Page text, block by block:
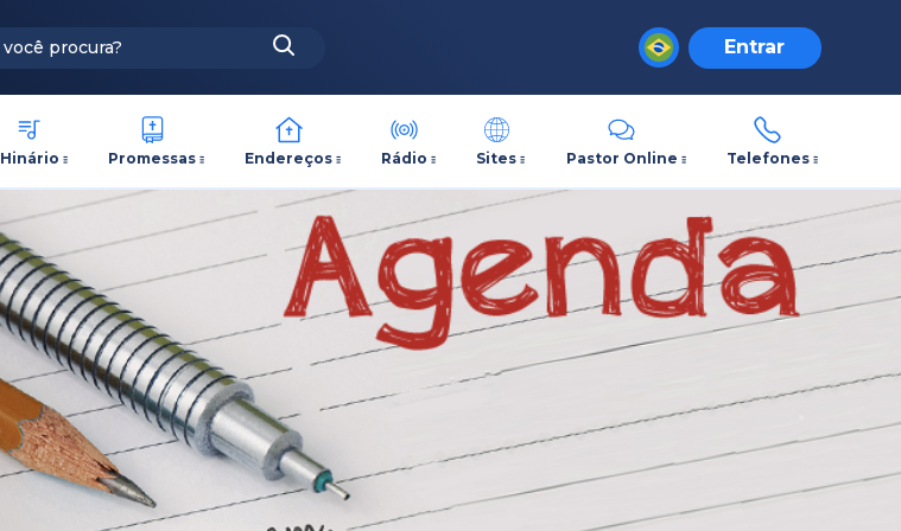
Entrar
Hinário Promessas Endereços Rádio Sites Pastor Online Telefones